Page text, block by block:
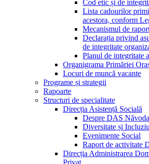
Cod etic și de
Lista cadourilor
acestora, conform
Mecanismul de
Declarația privind
de integritate
Planul de integritate
Organigrama Primăriei
Locuri de muncă vacante
Programe și strategii
Rapoarte
Structuri de specialitate
Direcția Asistență Socială
Despre DAS
Diversitate și
Evenimente Social
Raport de activitate
Direcția Administrarea
Privat